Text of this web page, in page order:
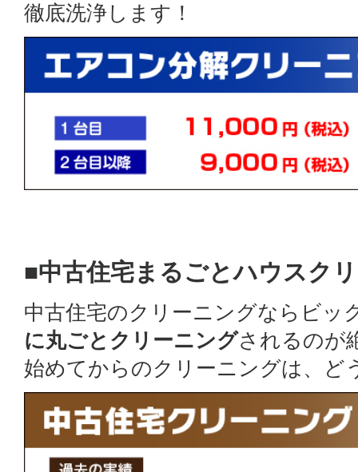
徹底洗浄します！
■中古住宅まるごとハウスク
中古住宅のクリーニングならビッ
に丸ごとクリーニングされるのが
始めてからのクリーニングは、ど